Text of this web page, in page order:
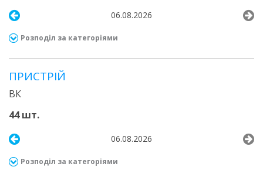
06.08.2026
Розподіл за категоріями
ПРИСТРІЙ
ВК
44 шт.
06.08.2026
Розподіл за категоріями